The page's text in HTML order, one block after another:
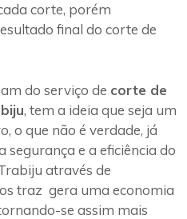
corte, porém
final do corte de
do serviço de corte de
, tem a ideia que seja um
o que não é verdade, já
segurança e a eficiência do
através de
traz gera uma economia
se assim mais